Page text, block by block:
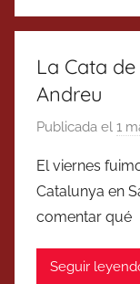
La Cata
Andreu
Publicada el 1
El viernes
Catalunya en
comentar qué
Seguir